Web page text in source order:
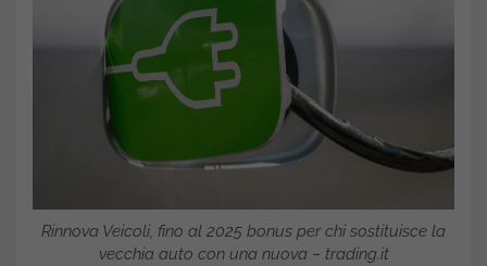
Rinnova Veicoli, fino al 2025 bonus per chi sostituisce la
vecchia auto con una nuova – trading.it